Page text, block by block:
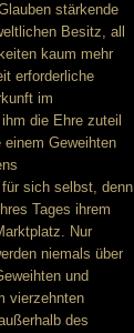
stärkende
Besitz, all
kaum mehr
erforderliche
im
die Ehre zuteil
Geweihten
sich selbst, denn
Tages ihrem
Nur
niemals über
und
vierzehnten
des